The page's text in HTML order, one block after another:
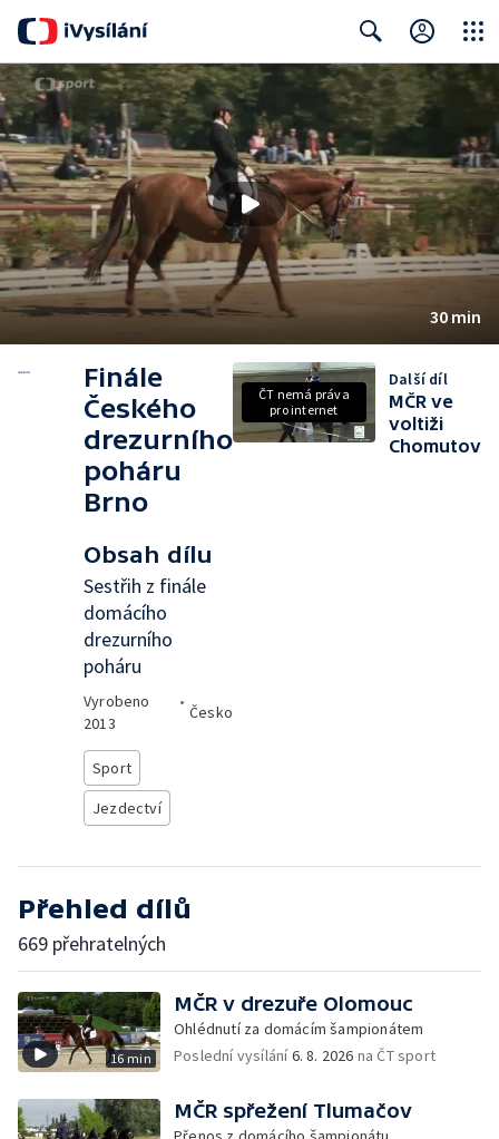
Search Close
30 min
Finále
Českého
drezurního
poháru
Brno
Obsah dílu
Sestřih z finále
domácího
drezurního
poháru
Vyrobeno
2013
•
Česko
Sport
Jezdectví
ČT nemá práva
pro internet
Další díl
MČR ve
voltiži
Chomutov
Přehled dílů
669 přehratelných
16 min
MČR v drezuře Olomouc
Ohlédnutí za domácím šampionátem
Poslední vysílání6. 8. 2026 na ČT sport
MČR spřežení Tlumačov